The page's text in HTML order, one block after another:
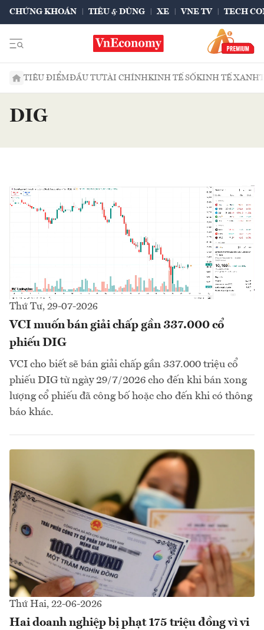
CHỨNG KHOÁN TIÊU & DÙNG XE VNE TV TECH
TIÊU ĐIỂMĐẦU TƯTÀI CHÍNHKINH TẾ SỐKINH TẾ XANH
DIG
Thứ Tư, 29-07-2026
VCI muốn bán giải chấp gần 337.000 cổ
phiếu DIG
VCI cho biết sẽ bán giải chấp gần 337.000 triệu cổ
phiếu DIG từ ngày 29/7/2026 cho đến khi bán xong
lượng cổ phiếu đã công bố hoặc cho đến khi có thông
báo khác.
Thứ Hai, 22-06-2026
Hai doanh nghiệp bị phạt 175 triệu đồng vì vi